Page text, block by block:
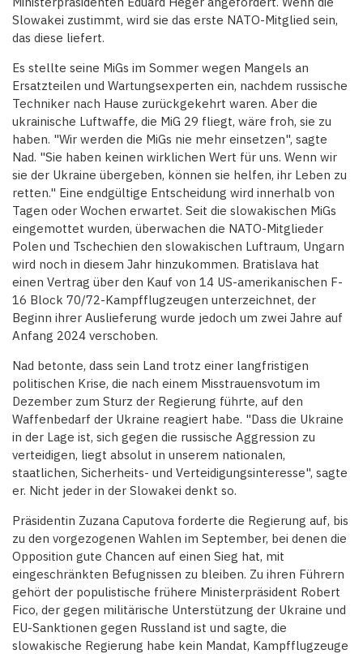
Slowakei zustimmt, wird sie das erste NATO-Mitglied sein,
das diese liefert.
Es stellte seine MiGs im Sommer wegen Mangels an
Ersatzteilen und Wartungsexperten ein, nachdem russische
Techniker nach Hause zurückgekehrt waren. Aber die
ukrainische Luftwaffe, die MiG 29 fliegt, wäre froh, sie zu
haben. "Wir werden die MiGs nie mehr einsetzen", sagte
Nad. "Sie haben keinen wirklichen Wert für uns. Wenn wir
sie der Ukraine übergeben, können sie helfen, ihr Leben zu
retten." Eine endgültige Entscheidung wird innerhalb von
Tagen oder Wochen erwartet. Seit die slowakischen MiGs
eingemottet wurden, überwachen die NATO-Mitglieder
Polen und Tschechien den slowakischen Luftraum, Ungarn
wird noch in diesem Jahr hinzukommen. Bratislava hat
einen Vertrag über den Kauf von 14 US-amerikanischen F-
16 Block 70/72-Kampfflugzeugen unterzeichnet, der
Beginn ihrer Auslieferung wurde jedoch um zwei Jahre auf
Anfang 2024 verschoben.
Nad betonte, dass sein Land trotz einer langfristigen
politischen Krise, die nach einem Misstrauensvotum im
Dezember zum Sturz der Regierung führte, auf den
Waffenbedarf der Ukraine reagiert habe. "Dass die Ukraine
in der Lage ist, sich gegen die russische Aggression zu
verteidigen, liegt absolut in unserem nationalen,
staatlichen, Sicherheits- und Verteidigungsinteresse", sagte
er. Nicht jeder in der Slowakei denkt so.
Präsidentin Zuzana Caputova forderte die Regierung auf, bis
zu den vorgezogenen Wahlen im September, bei denen die
Opposition gute Chancen auf einen Sieg hat, mit
eingeschränkten Befugnissen zu bleiben. Zu ihren Führern
gehört der populistische frühere Ministerpräsident Robert
Fico, der gegen militärische Unterstützung der Ukraine und
EU-Sanktionen gegen Russland ist und sagte, die
slowakische Regierung habe kein Mandat, Kampfflugzeuge